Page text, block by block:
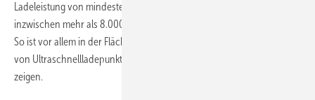
Ladeleistung von mindestens 150 Kilowatt. Deren Zahl erreicht
inzwischen mehr als 8.000 Stück – gut verteilt über ganz Deutschland.
So ist vor allem in der Fläche eine hohe Verfügbarkeit insbesondere
von Ultraschnellladepunkten gegeben, wie die Zahlen des BDEW
zeigen.